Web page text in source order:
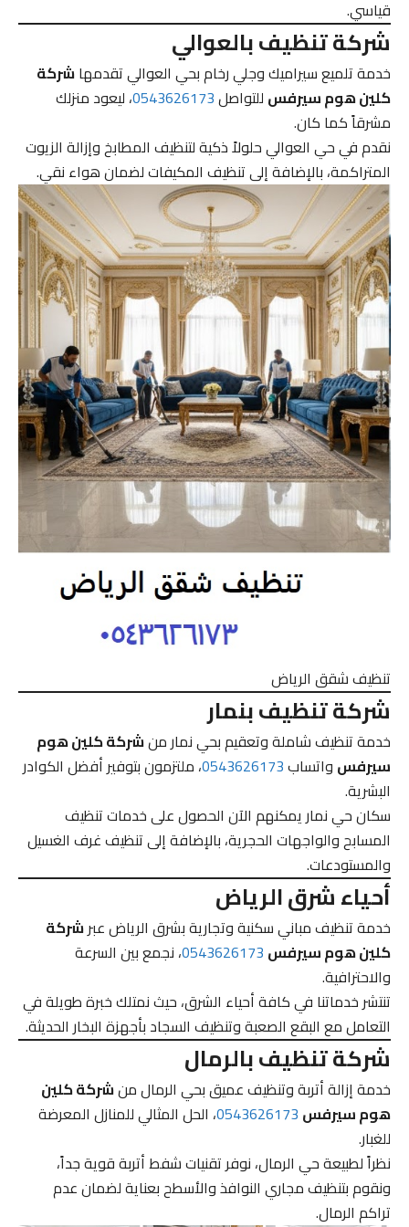
قياسي.
شركة تنظيف بالعوالي
خدمة تلميع سيراميك وجلي رخام بحي العوالي تقدمهاشركة
كلين هوم سيرفسللتواصل0543626173، ليعود منزلك
مشرقاً كما كان.
نقدم في حي العوالي حلولاً ذكية لتنظيف المطابخ وإزالة الزيوت
المتراكمة، بالإضافة إلى تنظيف المكيفات لضمان هواء نقي.
تنظيف شقق الرياض
شركة تنظيف بنمار
خدمة تنظيف شاملة وتعقيم بحي نمار منشركة كلين هوم
سيرفسواتساب0543626173، ملتزمون بتوفير أفضل الكوادر
البشرية.
سكان حي نمار يمكنهم الآن الحصول على خدمات تنظيف
المسابح والواجهات الحجرية، بالإضافة إلى تنظيف غرف الغسيل
والمستودعات.
أحياء شرق الرياض
خدمة تنظيف مباني سكنية وتجارية بشرق الرياض عبرشركة
كلين هوم سيرفس0543626173، نجمع بين السرعة
والاحترافية.
تنتشر خدماتنا في كافة أحياء الشرق، حيث نمتلك خبرة طويلة في
التعامل مع البقع الصعبة وتنظيف السجاد بأجهزة البخار الحديثة.
شركة تنظيف بالرمال
خدمة إزالة أتربة وتنظيف عميق بحي الرمال منشركة كلين
هوم سيرفس0543626173، الحل المثالي للمنازل المعرضة
للغبار.
نظراً لطبيعة حي الرمال، نوفر تقنيات شفط أتربة قوية جداً،
ونقوم بتنظيف مجاري النوافذ والأسطح بعناية لضمان عدم
تراكم الرمال.